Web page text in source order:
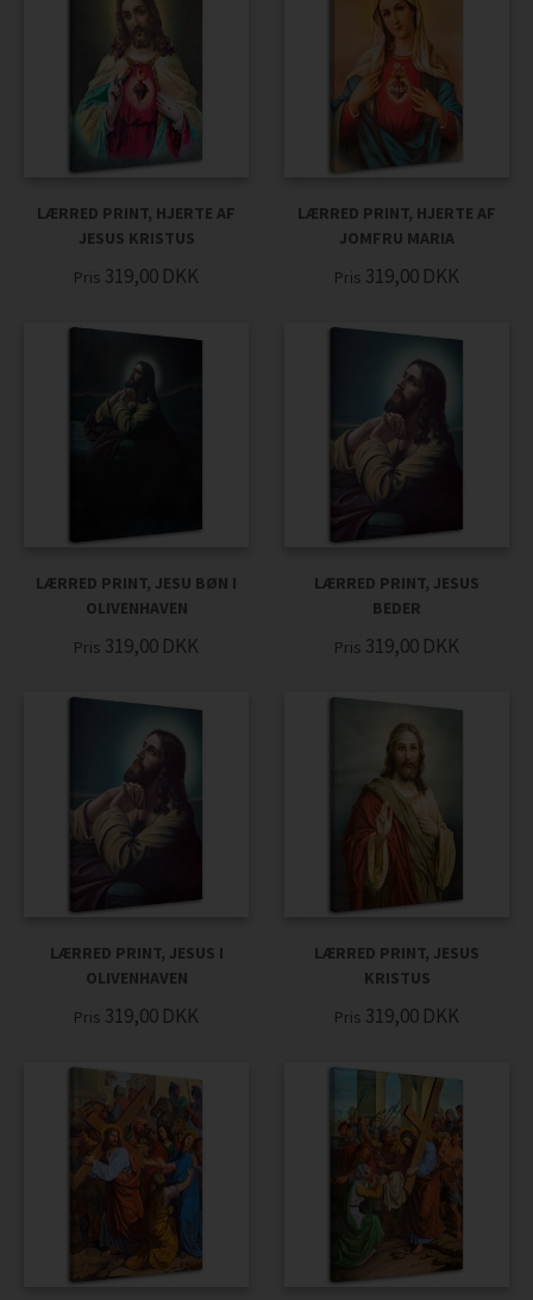
LÆRRED PRINT, HJERTE AF
JESUS KRISTUS
Pris 319,00 DKK
LÆRRED PRINT, HJERTE AF
JOMFRU MARIA
Pris 319,00 DKK
LÆRRED PRINT, JESU BØN I
OLIVENHAVEN
Pris 319,00 DKK
LÆRRED PRINT, JESUS
BEDER
Pris 319,00 DKK
LÆRRED PRINT, JESUS I
OLIVENHAVEN
Pris 319,00 DKK
LÆRRED PRINT, JESUS
KRISTUS
Pris 319,00 DKK